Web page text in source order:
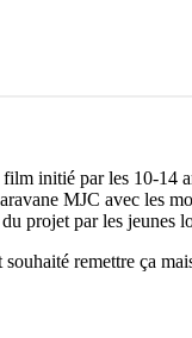
initié par les 10-14
MJC avec les
projet par les
remettre ça